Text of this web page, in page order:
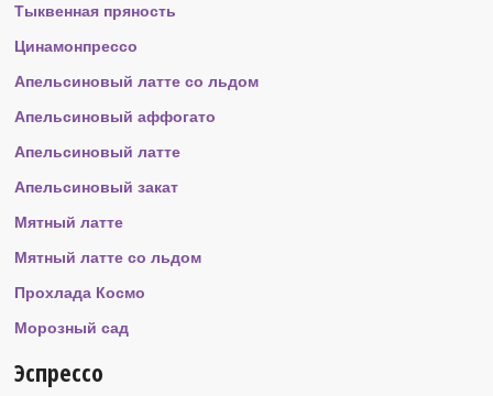
Тыквенная пряность
Цинамонпрессо
Апельсиновый латте со льдом
Апельсиновый аффогато
Апельсиновый латте
Апельсиновый закат
Мятный латте
Мятный латте со льдом
Прохлада Космо
Морозный сад
Эспрессо